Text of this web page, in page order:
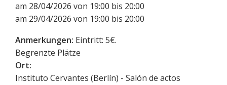
am 28/04/2026 von 19:00 bis 20:00
am 29/04/2026 von 19:00 bis 20:00
Anmerkungen: Eintritt: 5€.
Begrenzte Plätze
Ort:
Instituto Cervantes (Berlín) - Salón de actos